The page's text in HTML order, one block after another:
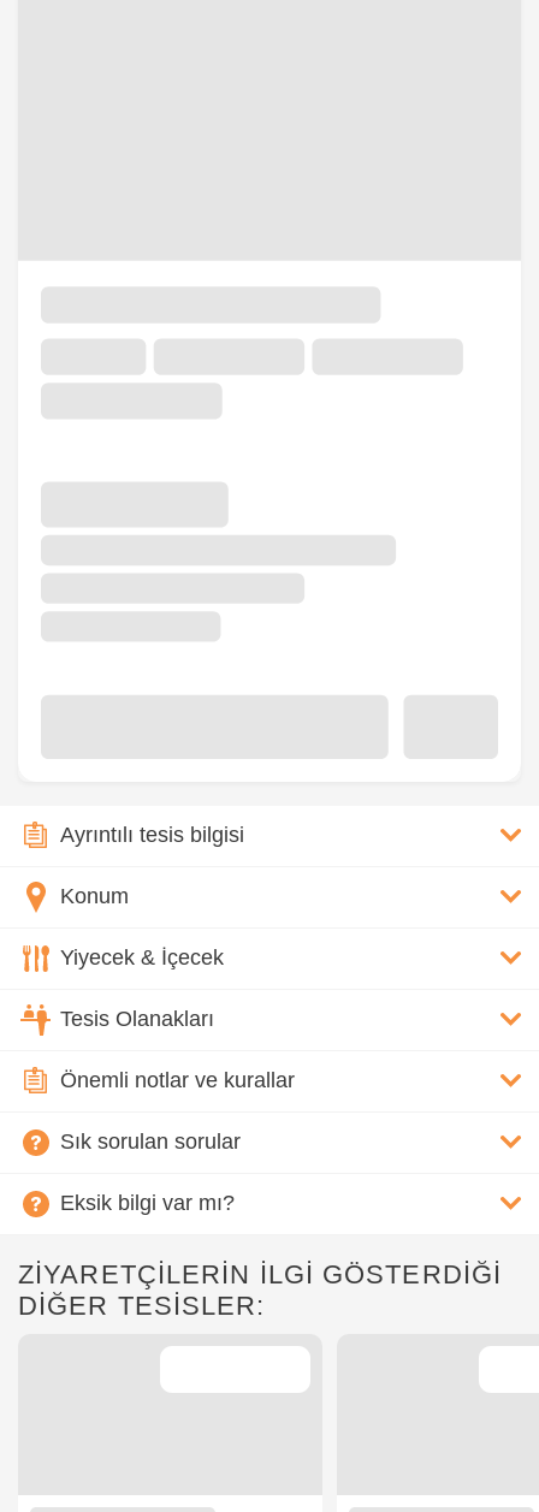
Ayrıntılı tesis bilgisi
Konum
Yiyecek & İçecek
Tesis Olanakları
Önemli notlar ve kurallar
Sık sorulan sorular
Eksik bilgi var mı?
ZİYARETÇİLERİN İLGİ GÖSTERDİĞİ
DİĞER TESİSLER: